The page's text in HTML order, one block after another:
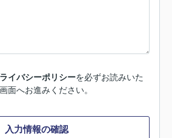
イバシーポリシーを必ずお読みいた
面へお進みください。
入力情報の確認